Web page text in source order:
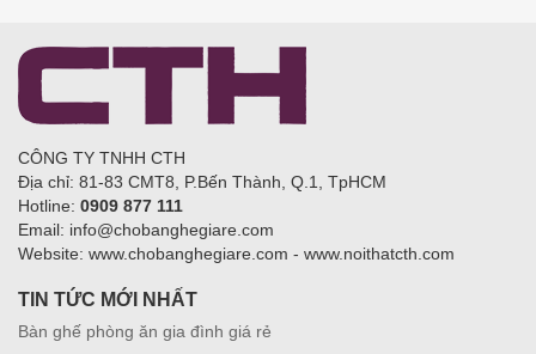
CÔNG TY TNHH CTH
Địa chỉ: 81-83 CMT8, P.Bến Thành, Q.1, TpHCM
Hotline: 0909 877 111
Email: info@chobanghegiare.com
Website: www.chobanghegiare.com - www.noithatcth.com
TIN TỨC MỚI NHẤT
Bàn ghế phòng ăn gia đình giá rẻ